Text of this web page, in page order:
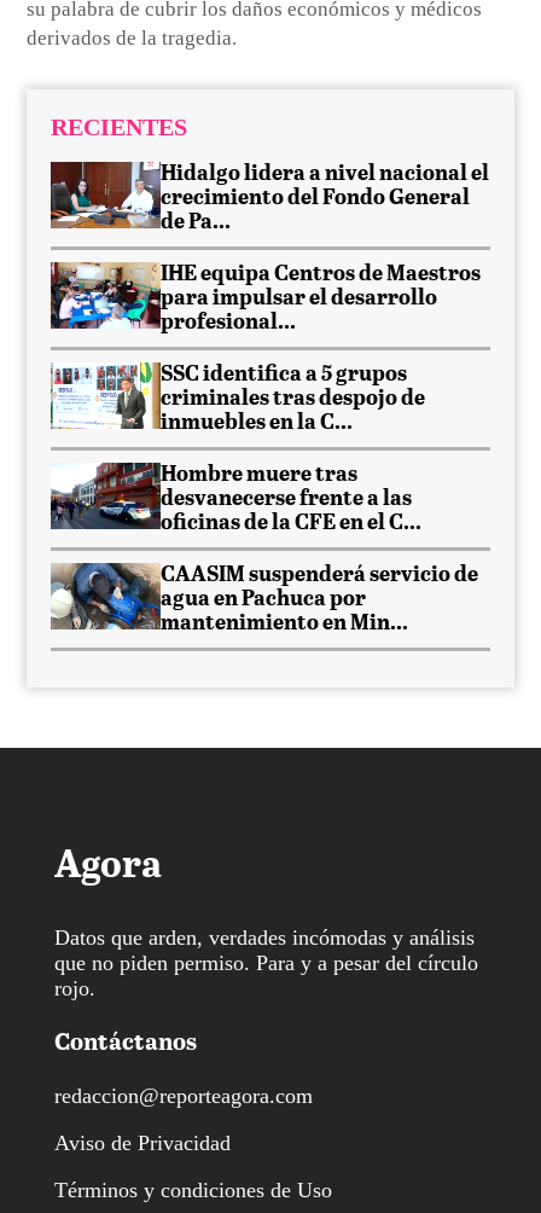
su palabra de cubrir los daños económicos y médicos
derivados de la tragedia.
RECIENTES
Hidalgo lidera a nivel nacional el
crecimiento del Fondo General
de Pa...
IHE equipa Centros de Maestros
para impulsar el desarrollo
profesional...
SSC identifica a 5 grupos
criminales tras despojo de
inmuebles en la C...
Hombre muere tras
desvanecerse frente a las
oficinas de la CFE en el C...
CAASIM suspenderá servicio de
agua en Pachuca por
mantenimiento en Min...
Agora
Datos que arden, verdades incómodas y análisis
que no piden permiso. Para y a pesar del círculo
rojo.
Contáctanos
redaccion@reporteagora.com
Aviso de Privacidad
Términos y condiciones de Uso